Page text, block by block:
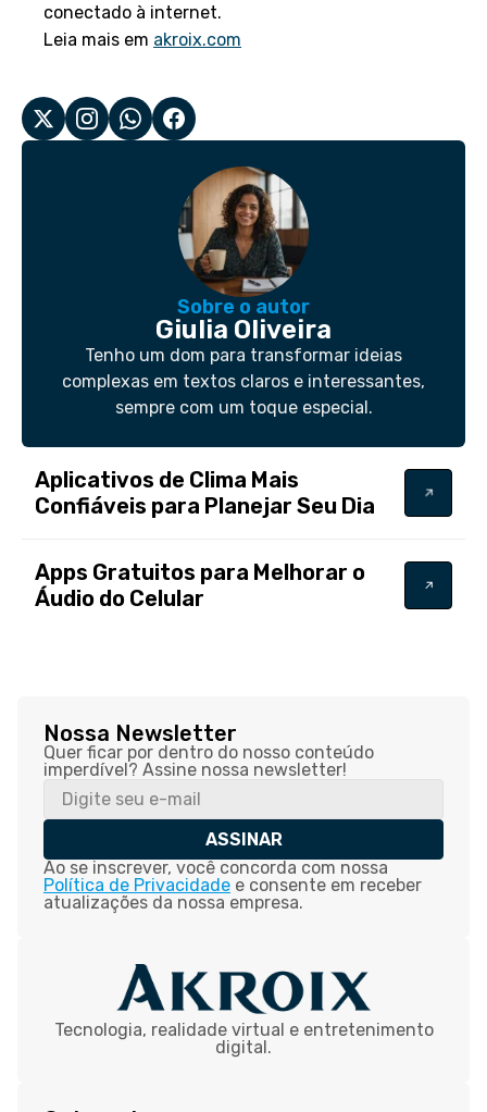
conectado à internet.
Leia mais em akroix.com
Sobre o autor
Giulia Oliveira
Tenho um dom para transformar ideias
complexas em textos claros e interessantes,
sempre com um toque especial.
Aplicativos de Clima Mais
Confiáveis para Planejar Seu Dia
Apps Gratuitos para Melhorar o
Áudio do Celular
Nossa Newsletter
Quer ficar por dentro do nosso conteúdo
imperdível? Assine nossa newsletter!
ASSINAR
Ao se inscrever, você concorda com nossa
Política de Privacidade e consente em receber
atualizações da nossa empresa.
Tecnologia, realidade virtual e entretenimento
digital.